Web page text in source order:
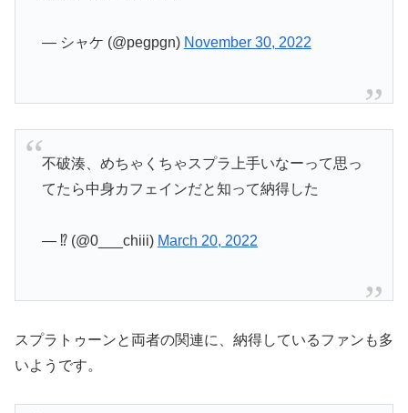
— シャケ (@pegpgn) November 30, 2022
不破湊、めちゃくちゃスプラ上手いなーって思っ
てたら中身カフェインだと知って納得した
— ⁉️ (@0___chiii) March 20, 2022
スプラトゥーンと両者の関連に、納得しているファンも多
いようです。